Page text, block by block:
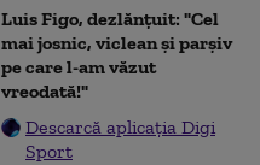
Luis Figo, dezlănțuit: "Cel
mai josnic, viclean și parșiv
pe care l-am văzut
vreodată!"
Descarcă aplicația Digi
Sport